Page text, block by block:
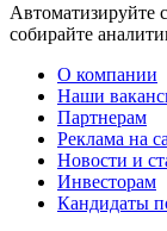
Автоматизируйте
собирайте
О компании
Наши
Партнерам
Реклама на
Новости и
Инвесторам
Кандидаты